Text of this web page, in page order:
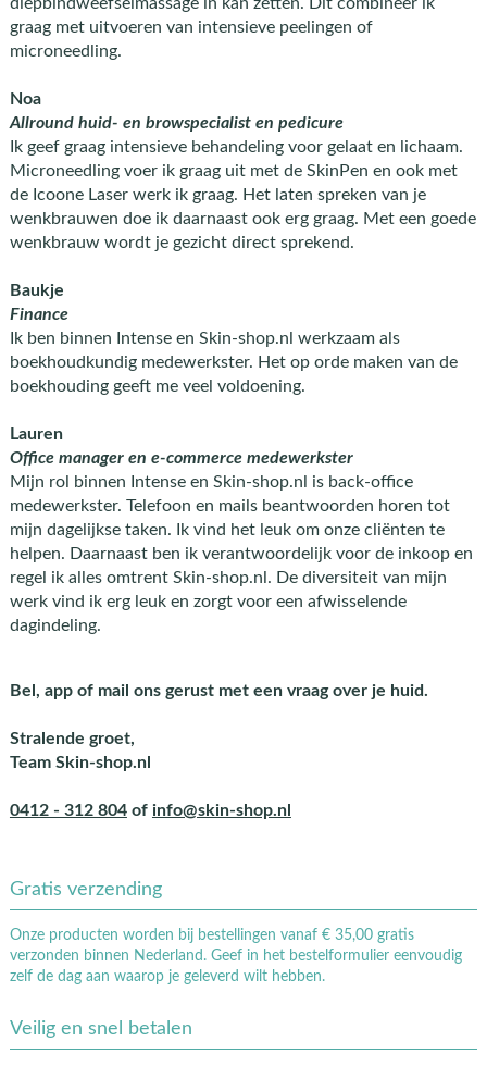
diepbindweefselmassage in kan zetten. Dit combineer ik
graag met uitvoeren van intensieve peelingen of
microneedling.
Noa
Allround huid- en browspecialist en pedicure
Ik geef graag intensieve behandeling voor gelaat en lichaam.
Microneedling voer ik graag uit met de SkinPen en ook met
de Icoone Laser werk ik graag. Het laten spreken van je
wenkbrauwen doe ik daarnaast ook erg graag. Met een goede
wenkbrauw wordt je gezicht direct sprekend.
Baukje
Finance
Ik ben binnen Intense en Skin-shop.nl werkzaam als
boekhoudkundig medewerkster. Het op orde maken van de
boekhouding geeft me veel voldoening.
Lauren
Office manager en e-commerce medewerkster
Mijn rol binnen Intense en Skin-shop.nl is back-office
medewerkster. Telefoon en mails beantwoorden horen tot
mijn dagelijkse taken. Ik vind het leuk om onze cliënten te
helpen. Daarnaast ben ik verantwoordelijk voor de inkoop en
regel ik alles omtrent Skin-shop.nl. De diversiteit van mijn
werk vind ik erg leuk en zorgt voor een afwisselende
dagindeling.
Bel, app of mail ons gerust met een vraag over je huid.
Stralende groet,
Team Skin-shop.nl
0412 - 312 804of info@skin-shop.nl
Gratis verzending
Onze producten worden bij bestellingen vanaf € 35,00 gratis
verzonden binnen Nederland. Geef in het bestelformulier eenvoudig
zelf de dag aan waarop je geleverd wilt hebben.
Veilig en snel betalen